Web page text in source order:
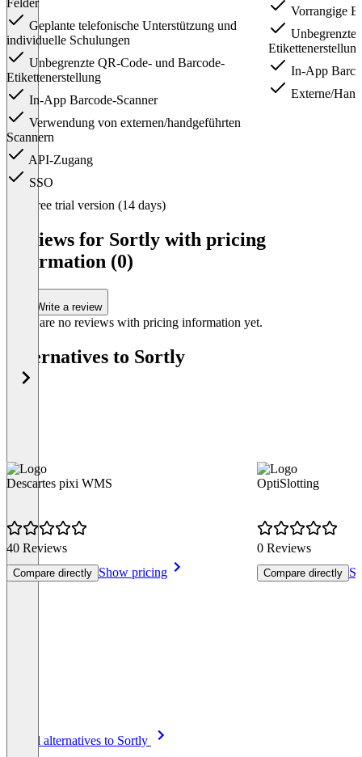
Felder
Geplante telefonische Unterstützung und
individuelle Schulungen
Unbegrenzte QR-Code- und Barcode-
Etikettenerstellung
In-App Barcode-Scanner
Verwendung von externen/handgeführten
Scannern
API-Zugang
SSO
Vorrangige
Unbegrenzte
Etikettenerstellung
In-App
Externe/
Free trial version (14 days)
Reviews for Sortly with pricing
information (0)
Write a review
There are no reviews with pricing information yet.
Alternatives to Sortly
Descartes pixi WMS
40 Reviews
Compare directly Show pricing
OptiSlotting
0 Reviews
Compare directly
See all alternatives to Sortly